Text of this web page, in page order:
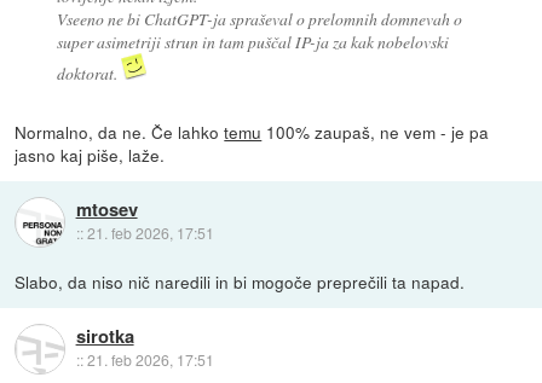
Vseeno ne bi ChatGPT-ja spraševal o prelomnih domnevah o
super asimetriji strun in tam puščal IP-ja za kak nobelovski
doktorat.
Normalno, da ne. Če lahkotemu 100% zaupaš, ne vem - je pa
jasno kaj piše, laže.
mtosev
::21. feb 2026, 17:51
Slabo, da niso nič naredili in bi mogoče preprečili ta napad.
sirotka
::21. feb 2026, 17:51